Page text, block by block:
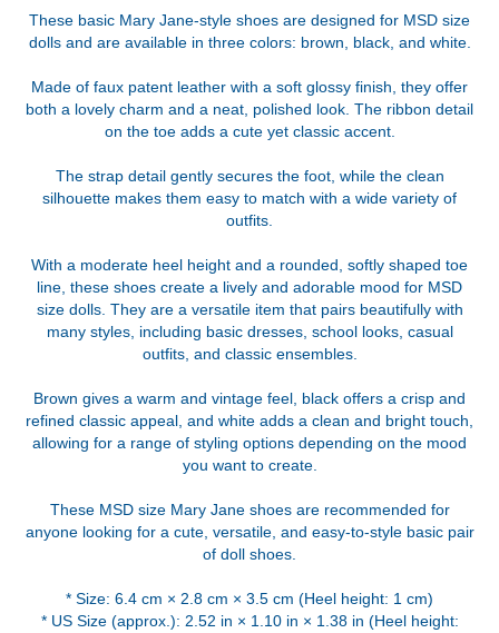
These basic Mary Jane-style shoes are designed for MSD size
dolls and are available in three colors: brown, black, and white.
Made of faux patent leather with a soft glossy finish, they offer
both a lovely charm and a neat, polished look. The ribbon detail
on the toe adds a cute yet classic accent.
The strap detail gently secures the foot, while the clean
silhouette makes them easy to match with a wide variety of
outfits.
With a moderate heel height and a rounded, softly shaped toe
line, these shoes create a lively and adorable mood for MSD
size dolls. They are a versatile item that pairs beautifully with
many styles, including basic dresses, school looks, casual
outfits, and classic ensembles.
Brown gives a warm and vintage feel, black offers a crisp and
refined classic appeal, and white adds a clean and bright touch,
allowing for a range of styling options depending on the mood
you want to create.
These MSD size Mary Jane shoes are recommended for
anyone looking for a cute, versatile, and easy-to-style basic pair
of doll shoes.
* Size: 6.4 cm × 2.8 cm × 3.5 cm (Heel height: 1 cm)
* US Size (approx.): 2.52 in × 1.10 in × 1.38 in (Heel height: